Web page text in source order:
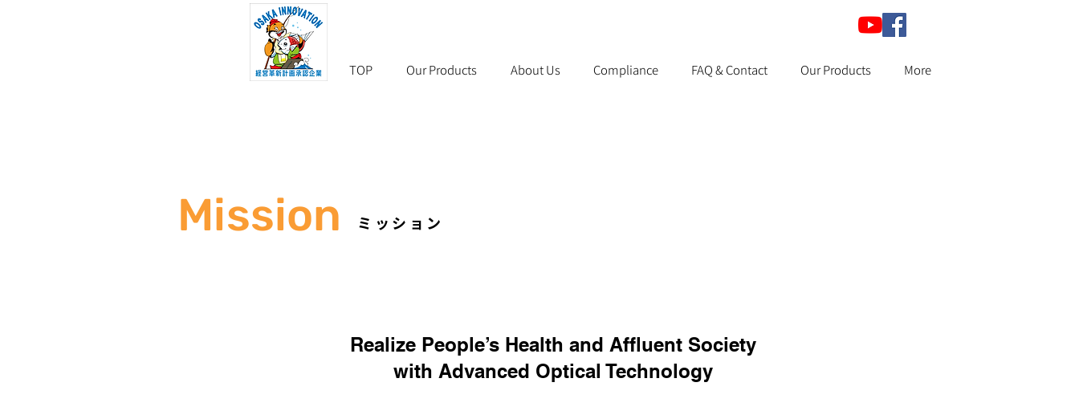
TOP Our Products About Us Compliance FAQ & Contact Our Products More
Mission ミッション
Realize People’s Health and Affluent Society
with Advanced Optical Technology